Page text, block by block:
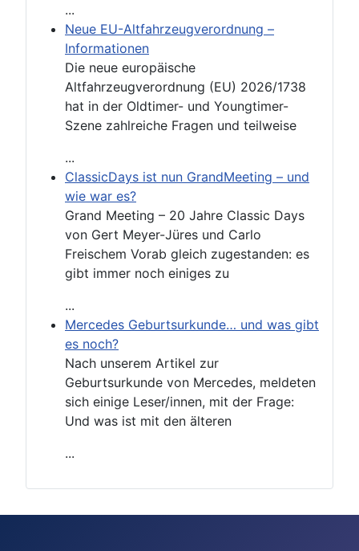
...
Neue EU-Altfahrzeugverordnung –
Informationen
Die neue europäische
Altfahrzeugverordnung (EU) 2026/1738
hat in der Oldtimer- und Youngtimer-
Szene zahlreiche Fragen und teilweise
...
ClassicDays ist nun GrandMeeting – und
wie war es?
Grand Meeting – 20 Jahre Classic Days
von Gert Meyer-Jüres und Carlo
Freischem Vorab gleich zugestanden: es
gibt immer noch einiges zu
...
Mercedes Geburtsurkunde… und was gibt
es noch?
Nach unserem Artikel zur
Geburtsurkunde von Mercedes, meldeten
sich einige Leser/innen, mit der Frage:
Und was ist mit den älteren
...